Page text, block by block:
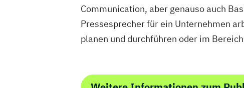
Communication, aber genauso auch
Pressesprecher für ein Unternehmen
planen und durchführen oder im